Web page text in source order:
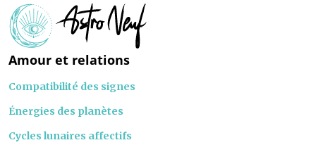
Amour et relations
Compatibilité des signes
Énergies des planètes
Cycles lunaires affectifs